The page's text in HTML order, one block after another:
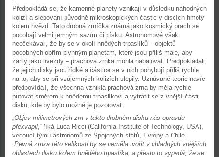
Předpokládá se, že kamenné planety vznikají v důsledku náhodných
kolizí a slepování původně mikroskopických částic v discích hmoty
kolem hvězd. Tato drobná zrníčka známá jako kosmický prach se
podobají velmi jemným sazím či písku. Astronomové však
neočekávali, že by se v okolí hnědých trpaslíků – objektů
podobných obřím plynným planetám, které jsou příliš malé, aby
zářily jako hvězdy – prachová zrnka mohla nabalovat. Předpokládali,
že jejich disky jsou řídké a částice se v nich pohybují příliš rychle
na to, aby se při vzájemných kolizích slepily. Uznávané teorie navíc
předpovídají, že všechna vzniklá prachová zrna by měla rychle
putovat směrem k hnědému trpaslíkovi a vytratit se z vnější části
disku, kde by bylo možné je pozorovat.
„Objev milimetrových zrn v takto drobném disku nás opravdu
překvapil,“ říká Luca Ricci (California Institute of Technology, USA),
vedoucí týmu astronomů ze Spojených států, Evropy a Chile.
„Pevná zrnka této velikosti by se neměla tvořit v chladných vnějších
oblastech disku kolem hnědého trpaslíka, a přesto to vypadá, že se